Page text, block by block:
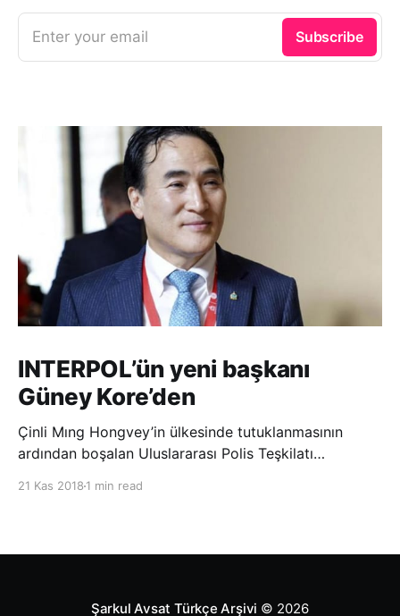
Enter your email Subscribe
INTERPOL’ün yeni başkanı
Güney Kore’den
Çinli Mıng Hongvey’in ülkesinde tutuklanmasının
ardından boşalan Uluslararası Polis Teşkilatı
21 Kas 2018 1 min read
Şarkul Avsat Türkçe Arşivi © 2026